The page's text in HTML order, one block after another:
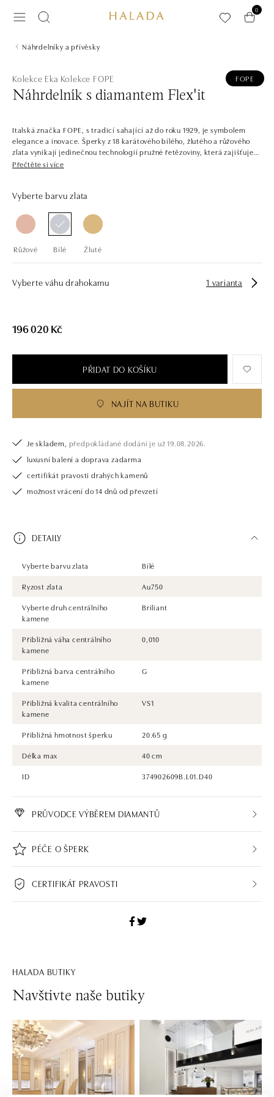
0
Náhrdelníky a přívěsky
FOPE
Kolekce Eka Kolekce FOPE
Náhrdelník s diamantem Flex'it
Italská značka FOPE, s tradicí sahající až do roku 1929, je symbolem
elegance a inovace. Šperky z 18 karátového bílého, žlutého a růžového
zlata vynikají jedinečnou technologií pružné řetězoviny, která zajišťuje
výjimečný komfort a styl. Jsou skvělé pro každou příležitost, pro ženy i
luxusu.
Přečtěte si více
Vyberte barvu zlata
Růžové Bílé Žluté
Vyberte váhu drahokamu 1 varianta
196 020 Kč
PŘIDAT DO KOŠÍKU
NAJÍT NA BUTIKU
Je skladem, předpokládané dodání je už 19.08.2026.
luxusní balení a doprava zadarma
certifikát pravosti drahých kamenů
možnost vrácení do 14 dnů od převzetí
DETAILY
Vyberte barvu zlata
Bílé
Ryzost zlata
Au750
Vyberte druh centrálního
kamene
Briliant
Přibližná váha centrálního
kamene
0,010
Přibližná barva centrálního
kamene
G
Přibližná kvalita centrálního
kamene
VS1
Přibližná hmotnost šperku
20.65 g
Délka max
40 cm
ID
374902609B.L01.D40
PRŮVODCE VÝBĚREM DIAMANTŮ
PÉČE O ŠPERK
CERTIFIKÁT PRAVOSTI
HALADA BUTIKY
Navštivte naše butiky